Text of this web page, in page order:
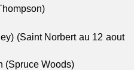
(Saint Norbert au 12 aout
(Spruce Woods)